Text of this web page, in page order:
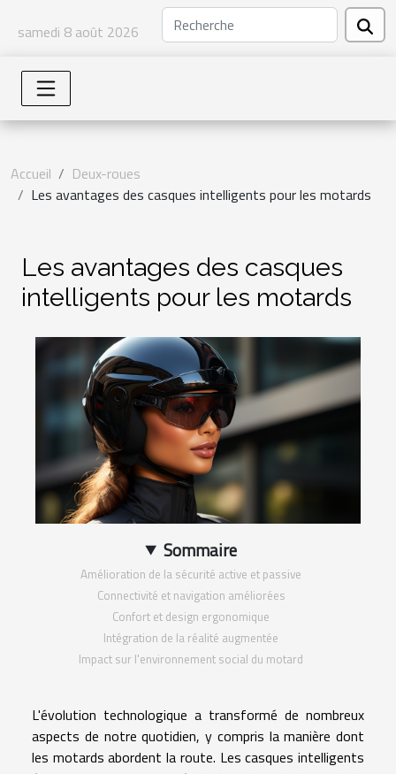
samedi 8 août 2026
Accueil
Deux-roues
Les avantages des casques intelligents pour les motards
Les avantages des casques
intelligents pour les motards
Sommaire
Amélioration de la sécurité active et passive
Connectivité et navigation améliorées
Confort et design ergonomique
Intégration de la réalité augmentée
Impact sur l'environnement social du motard
L'évolution technologique a transformé de nombreux
aspects de notre quotidien, y compris la manière dont
les motards abordent la route. Les casques intelligents